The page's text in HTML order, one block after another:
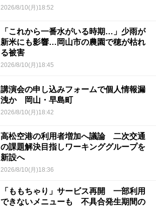
2026/8/10(月)18:52
「これから一番水がいる時期…」少雨が
新米にも影響…岡山市の農園で穂が枯れ
る被害
2026/8/10(月)18:45
講演会の申し込みフォームで個人情報漏
洩か 岡山・早島町
2026/8/10(月)18:42
高松空港の利用者増加へ議論 二次交通
の課題解決目指しワーキンググループを
新設へ
2026/8/10(月)18:36
「ももちゃり」サービス再開 一部利用
できないメニューも 不具合発生期間の